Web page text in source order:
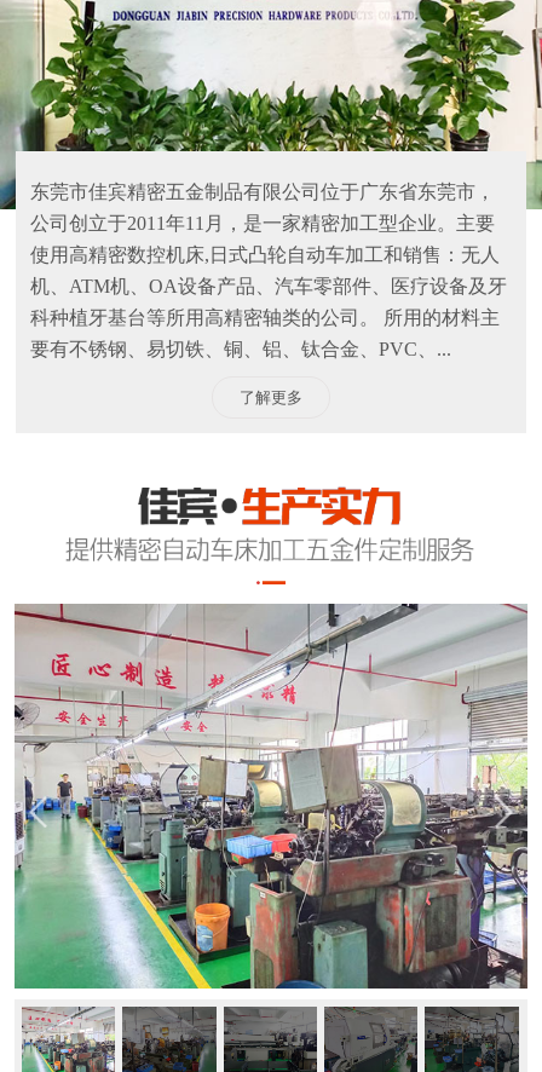
东莞市佳宾精密五金制品有限公司位于广东省东莞市，
公司创立于2011年11月，是一家精密加工型企业。主要
使用高精密数控机床,日式凸轮自动车加工和销售：无人
机、ATM机、OA设备产品、汽车零部件、医疗设备及牙
科种植牙基台等所用高精密轴类的公司。 所用的材料主
要有不锈钢、易切铁、铜、铝、钛合金、PVC、...
了解更多